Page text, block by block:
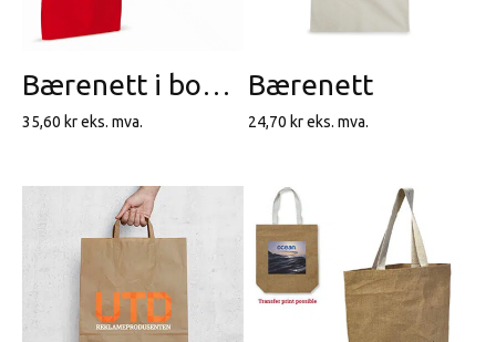
Bærenett i bomull
35,60 kreks. mva.
Bærenett
24,70 kreks. mva.